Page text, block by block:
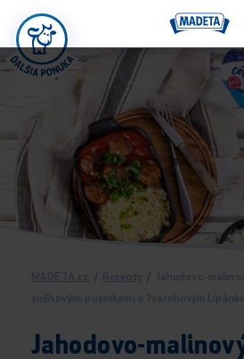
MADETA.cz / Recepty /
Jahodovo-
sněhovými pusinkami a Tvarohovým
Jahodovo-